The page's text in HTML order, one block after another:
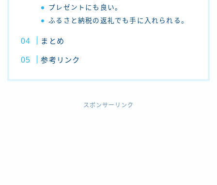
プレゼントにも良い。
ふるさと納税の返礼でも手に入れられる。
まとめ
参考リンク
スポンサーリンク